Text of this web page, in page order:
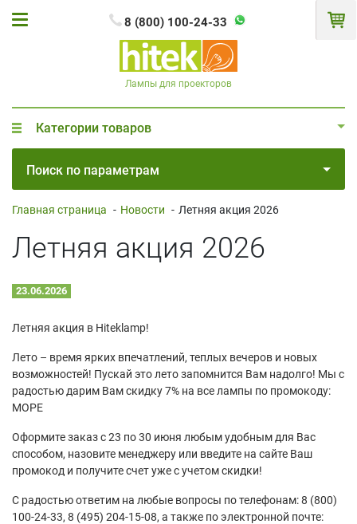
8 (800) 100-24-33
Лампы для проекторов
Категории товаров
Поиск по параметрам
Главная страница - Новости - Летняя акция 2026
Летняя акция 2026
23.06.2026
Летняя акция в Hiteklamp!
Лето – время ярких впечатлений, теплых вечеров и новых
возможностей! Пускай это лето запомнится Вам надолго! Мы с
радостью дарим Вам скидку 7% на все лампы по промокоду:
МОРЕ
Оформите заказ с 23 по 30 июня любым удобным для Вас
способом, назовите менеджеру или введите на сайте Ваш
промокод и получите счет уже с учетом скидки!
С радостью ответим на любые вопросы по телефонам: 8 (800)
100-24-33, 8 (495) 204-15-08, а также по электронной почте: